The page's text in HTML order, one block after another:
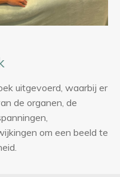
uitgevoerd, waarbij er
de organen, de
om een beeld te